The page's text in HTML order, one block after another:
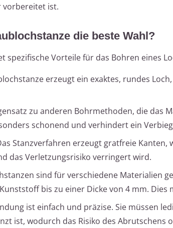
vorbereitet ist.
die beste Wahl?
spezifische Vorteile für das Bohren eines
erzeugt ein exaktes, rundes
zu anderen Bohrmethoden, die das
schonend und verhindert ein
Stanzverfahren erzeugt gratfreie Kanten,
das Verletzungsrisiko verringert wird.
sind für verschiedene Materialien
bis zu einer Dicke von 4 mm. Dies
ist einfach und präzise. Sie müssen
ist, wodurch das Risiko des Abrutschens